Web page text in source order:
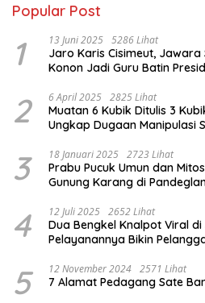
Popular Post
1 13 Juni 2025 5286 Lihat
Jaro Karis Cisimeut,
Konon Jadi Guru Batin
2 6 April 2025 2825 Lihat
Muatan 6 Kubik Ditulis 3
Ungkap Dugaan Manipulasi
3 18 Januari 2025 2723 Lihat
Prabu Pucuk Umun dan
Gunung Karang di
4 12 Juli 2025 2652 Lihat
Dua Bengkel Knalpot Viral
Pelayanannya Bikin
5 12 November 2024 2571 Lihat
7 Alamat Pedagang Sate